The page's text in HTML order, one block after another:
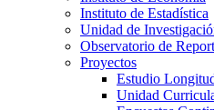
Instituto de Estadística
Unidad de
Observatorio de
Proyectos
Estudio
Unidad